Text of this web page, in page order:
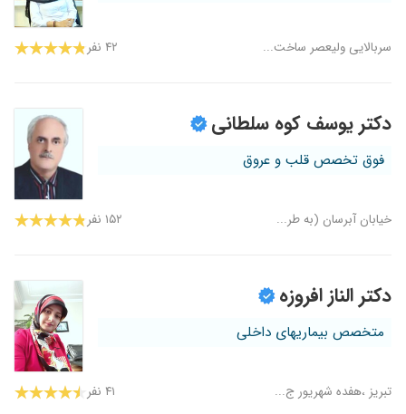
سربالایی ولیعصر ساخت... ۴۲ نفر
دکتر یوسف کوه سلطانی
فوق تخصص قلب و عروق
خیابان آبرسان (به طر... ۱۵۲ نفر
دکتر الناز افروزه
متخصص بیماریهای داخلی
تبریز ،هفده شهریور ج... ۴۱ نفر